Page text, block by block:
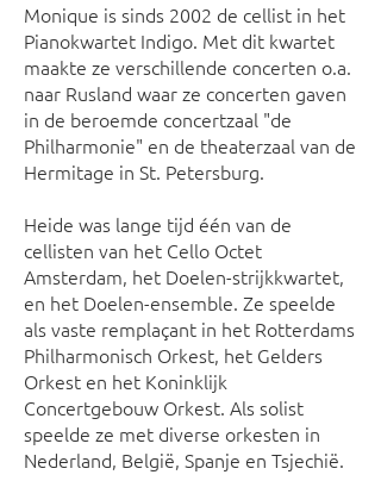
Monique is sinds 2002 de cellist in het
Pianokwartet Indigo. Met dit kwartet
maakte ze verschillende concerten o.a.
naar Rusland waar ze concerten gaven
in de beroemde concertzaal "de
Philharmonie" en de theaterzaal van de
Hermitage in St. Petersburg.
Heide was lange tijd één van de
cellisten van het Cello Octet
Amsterdam, het Doelen-strijkkwartet,
en het Doelen-ensemble. Ze speelde
als vaste remplaçant in het Rotterdams
Philharmonisch Orkest, het Gelders
Orkest en het Koninklijk
Concertgebouw Orkest. Als solist
speelde ze met diverse orkesten in
Nederland, België, Spanje en Tsjechië.